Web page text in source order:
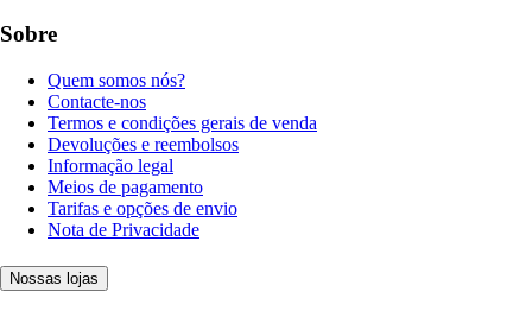
Sobre
Quem somos nós?
Contacte-nos
Termos e condições gerais de venda
Devoluções e reembolsos
Informação legal
Meios de pagamento
Tarifas e opções de envio
Nota de Privacidade
Nossas lojas